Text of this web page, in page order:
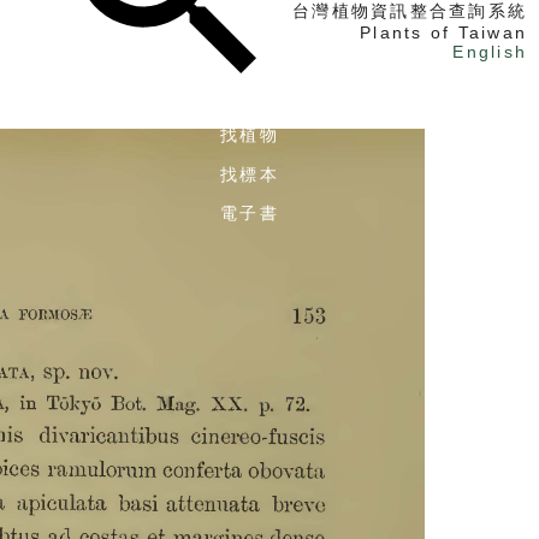
台灣植物資訊整合查詢系統
Plants of Taiwan
English
找植物
找標本
電子書